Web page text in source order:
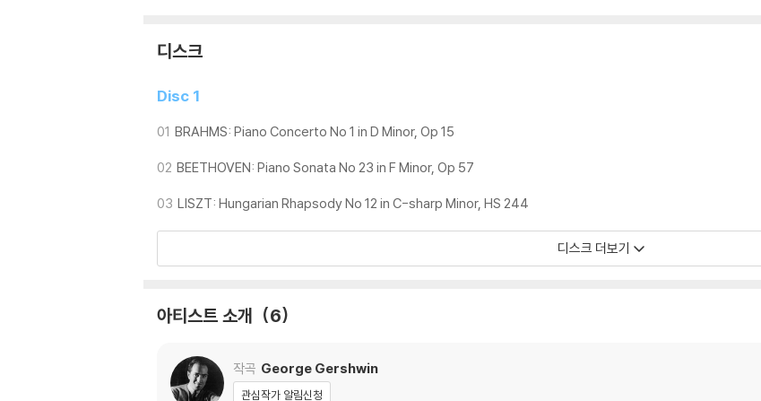
디스크
Disc 1
01 BRAHMS: Piano Concerto No 1 in D Minor, Op 15
02 BEETHOVEN: Piano Sonata No 23 in F Minor, Op 57
03 LISZT: Hungarian Rhapsody No 12 in C-sharp Minor, HS 244
디스크 더보기
아티스트 소개 6
작곡 George Gershwin
관심작가 알림신청